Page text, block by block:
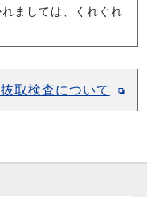
ましては、くれぐれ
取検査について